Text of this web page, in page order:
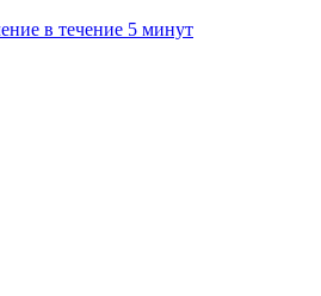
в течение 5 минут